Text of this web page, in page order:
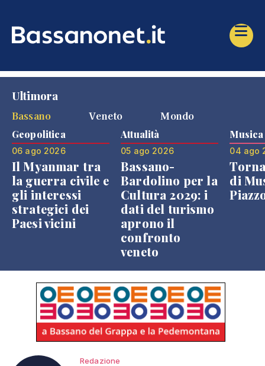
Ultimora
Bassano
Veneto Mondo
Geopolitica
06 ago 2026
Il Myanmar tra
la guerra civile e
gli interessi
strategici dei
Paesi vicini
Attualità
05 ago 2026
Bassano-
Bardolino per la
Cultura 2029: i
dati del turismo
aprono il
confronto
veneto
Musica
04 ago
di
Redazione